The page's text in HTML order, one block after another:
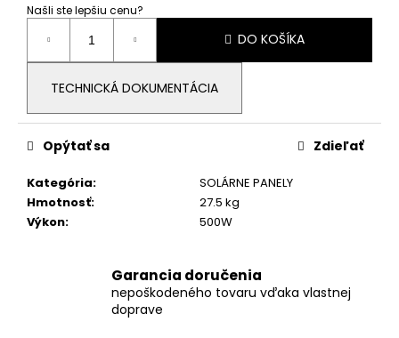
Našli ste lepšiu cenu?
Jednotková
cena:
DO KOŠÍKA
TECHNICKÁ DOKUMENTÁCIA
Kategória:
SOLÁRNE PANELY
Hmotnosť:
27.5 kg
Výkon: 500W
Opýtať sa Zdieľať
Garancia doručenia
nepoškodeného tovaru vďaka vlastnej
doprave
GOODWE
PLUS+